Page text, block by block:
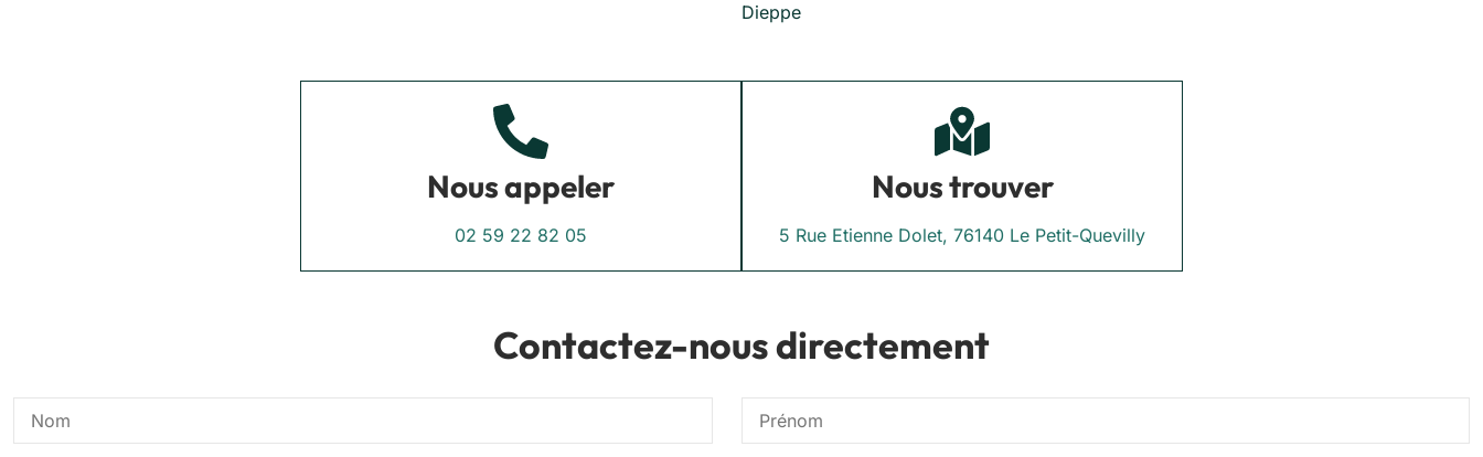
Dieppe
Nous appeler
02 59 22 82 05
Nous trouver
5 Rue Etienne Dolet, 76140 Le Petit-Quevilly
Contactez-nous directement